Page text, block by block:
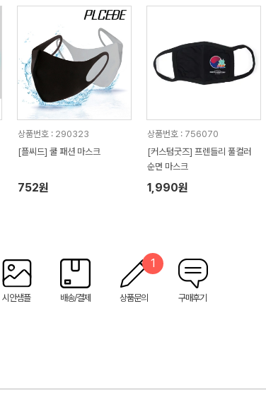
상품번호 : 290323
[플씨드] 쿨 패션 마스크
752원
상품번호 : 756070
[커스텀굿즈] 프렌들리 풀컬러
순면 마스크
1,990원
시안샘플 배송/결제 상품문의
1
구매후기